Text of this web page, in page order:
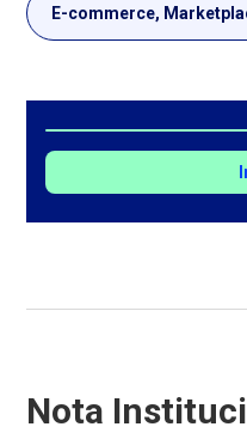
E-commerce,
Nota